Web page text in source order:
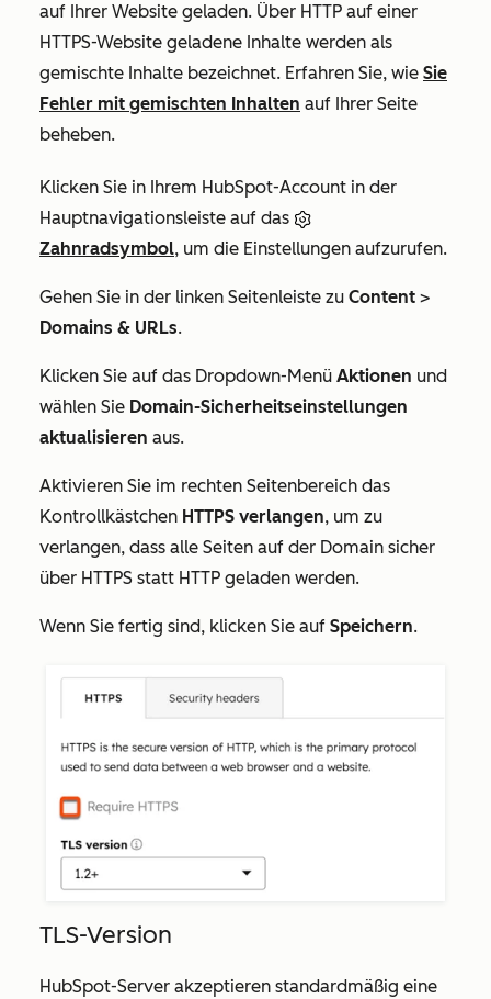
auf Ihrer Website geladen. Über HTTP auf einer
HTTPS-Website geladene Inhalte werden als
gemischte Inhalte bezeichnet. Erfahren Sie, wie Sie
Fehler mit gemischten Inhalten auf Ihrer Seite
beheben.
Klicken Sie in Ihrem HubSpot-Account in der
Hauptnavigationsleiste auf das
Zahnradsymbol, um die Einstellungen aufzurufen.
Gehen Sie in der linken Seitenleiste zu Content >
Domains & URLs.
Klicken Sie auf das Dropdown-Menü Aktionen und
wählen Sie Domain-Sicherheitseinstellungen
aktualisieren aus.
Aktivieren Sie im rechten Seitenbereich das
Kontrollkästchen HTTPS verlangen, um zu
verlangen, dass alle Seiten auf der Domain sicher
über HTTPS statt HTTP geladen werden.
Wenn Sie fertig sind, klicken Sie auf Speichern.
TLS-Version
HubSpot-Server akzeptieren standardmäßig eine